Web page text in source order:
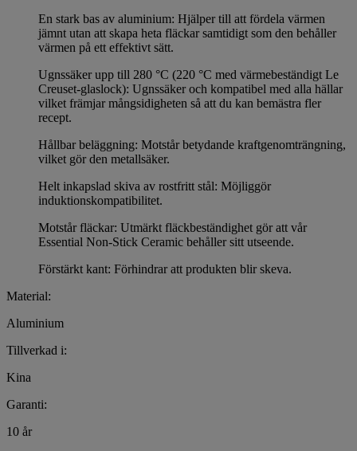
En stark bas av aluminium: Hjälper till att fördela värmen
jämnt utan att skapa heta fläckar samtidigt som den behåller
värmen på ett effektivt sätt.
Ugnssäker upp till 280 °C (220 °C med värmebeständigt Le
Creuset-glaslock): Ugnssäker och kompatibel med alla hällar
vilket främjar mångsidigheten så att du kan bemästra fler
recept.
Hållbar beläggning: Motstår betydande kraftgenomträngning,
vilket gör den metallsäker.
Helt inkapslad skiva av rostfritt stål: Möjliggör
induktionskompatibilitet.
Motstår fläckar: Utmärkt fläckbeständighet gör att vår
Essential Non-Stick Ceramic behåller sitt utseende.
Förstärkt kant: Förhindrar att produkten blir skeva.
Material:
Aluminium
Tillverkad i:
Kina
Garanti:
10 år